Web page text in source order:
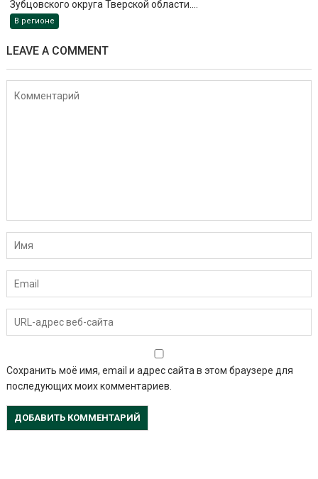
Зубцовского округа Тверской области....
В регионе
LEAVE A COMMENT
Сохранить моё имя, email и адрес сайта в этом браузере для
последующих моих комментариев.